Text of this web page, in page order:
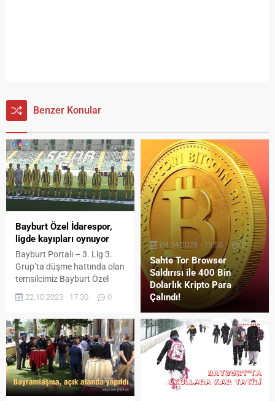
Benzer Konular
Bayburt Özel İdarespor,
ligde kayıpları oynuyor
Bayburt Portalı – 3. Lig 3.
Grup’ta düşme hattında olan
temsilcimiz Bayburt Özel
İdarespor, 7. hafta
karşılaşmasında grupta 12.
Akhisarspor’un konuğu oldu.
Spor Toto Akhisar Stadı’nda
saat 15.30’da başlayan
karşılaşmayı Murat Kasap,
Ünal Doğru, Azem Zorlu
hakem üçlüsü yönetti. İki
22.10.2023 - 17:30 0
Sahte Tor Browser
Saldırısı ile 400 Bin
Dolarlık Kripto Para
Çalındı!
04.04.2023 - 15:55 0